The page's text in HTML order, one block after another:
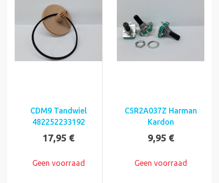
CDM9 Tandwiel
482252233192
17,95 €
Geen voorraad
CSR2A037Z Harman
Kardon
9,95 €
Geen voorraad